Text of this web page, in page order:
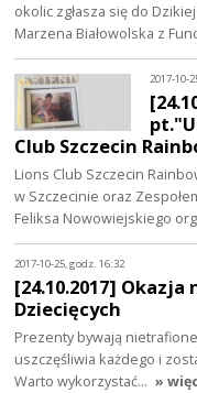
okolic zgłasza się do
Marzena Białowolska z
2017-10-
Club Szczecin
Lions Club Szczecin
w Szczecinie oraz
Feliksa Nowowiejskiego
2017-10-25, godz. 16:32
[24.10.2017] Okazja
Dziecięcych
Prezenty bywają
uszczęśliwia każdego i
Warto wykorzystać… »